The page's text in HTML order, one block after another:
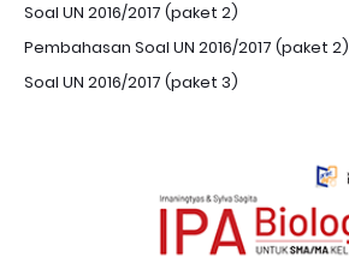
Soal UN 2016/2017 (paket 2)
Pembahasan Soal UN 2016/2017 (paket 2)
Soal UN 2016/2017 (paket 3)